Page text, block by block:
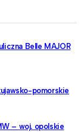
Belle MAJOR
pomorskie
– woj. opolskie